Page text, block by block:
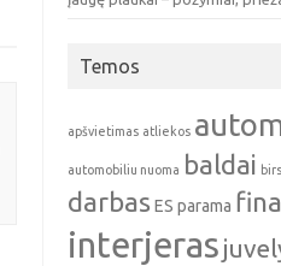
Temos
apšvietimas atliekos
automobiliu nuoma baldai
darbas ES parama
interjeras